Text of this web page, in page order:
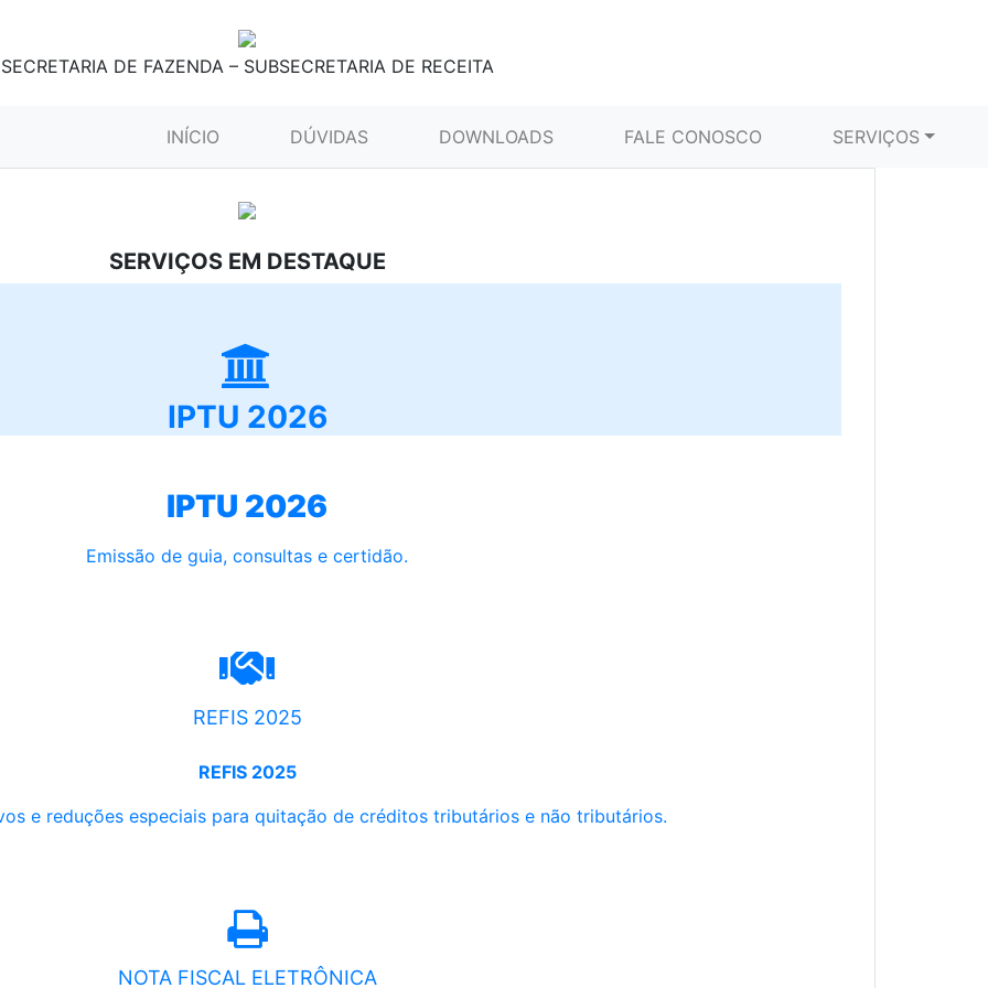
SECRETARIA DE FAZENDA – SUBSECRETARIA DE RECEITA
INÍCIO (CURRENT)DÚVIDAS DOWNLOADS FALE CONOSCO SERVIÇOS
SERVIÇOS EM DESTAQUE
IPTU 2026
IPTU 2026
Emissão de guia, consultas e certidão.
REFIS 2025
REFIS 2025
e reduções especiais para quitação de créditos tributários e não tributários.
NOTA FISCAL ELETRÔNICA